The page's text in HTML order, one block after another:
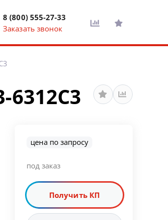
8 (800) 555-27-33
Заказать звонок
6312С3
цена по запросу
под заказ
Получить КП